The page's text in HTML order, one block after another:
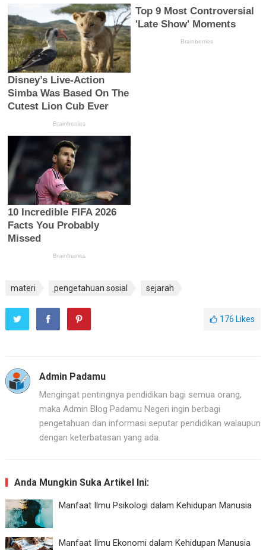
materi pengetahuan sosial sejarah
176 Likes
Admin Padamu
Mengingat pentingnya pendidikan bagi semua orang,
maka Admin Blog Padamu Negeri ingin berbagi
pengetahuan dan informasi seputar pendidikan walaupun
dengan keterbatasan yang ada.
Anda Mungkin Suka Artikel Ini:
Manfaat Ilmu Psikologi dalam Kehidupan Manusia
Manfaat Ilmu Ekonomi dalam Kehidupan Manusia